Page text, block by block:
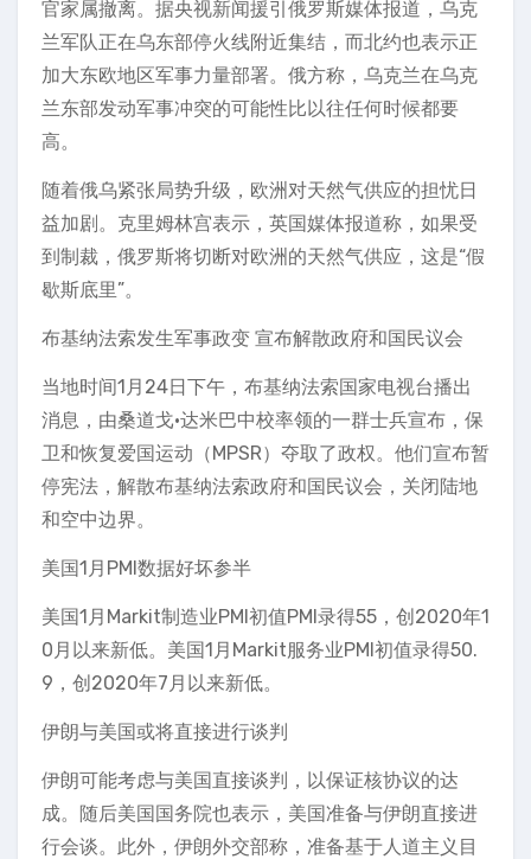
官家属撤离。据央视新闻援引俄罗斯媒体报道，乌克
兰军队正在乌东部停火线附近集结，而北约也表示正
加大东欧地区军事力量部署。俄方称，乌克兰在乌克
兰东部发动军事冲突的可能性比以往任何时候都要
高。
随着俄乌紧张局势升级，欧洲对天然气供应的担忧日
益加剧。克里姆林宫表示，英国媒体报道称，如果受
到制裁，俄罗斯将切断对欧洲的天然气供应，这是“假
歇斯底里”。
布基纳法索发生军事政变 宣布解散政府和国民议会
当地时间1月24日下午，布基纳法索国家电视台播出
消息，由桑道戈·达米巴中校率领的一群士兵宣布，保
卫和恢复爱国运动（MPSR）夺取了政权。他们宣布暂
停宪法，解散布基纳法索政府和国民议会，关闭陆地
和空中边界。
美国1月PMI数据好坏参半
美国1月Markit制造业PMI初值PMI录得55，创2020年1
0月以来新低。美国1月Markit服务业PMI初值录得50.
9，创2020年7月以来新低。
伊朗与美国或将直接进行谈判
伊朗可能考虑与美国直接谈判，以保证核协议的达
成。随后美国国务院也表示，美国准备与伊朗直接进
行会谈。此外，伊朗外交部称，准备基于人道主义目